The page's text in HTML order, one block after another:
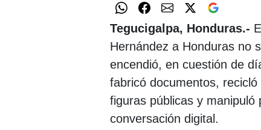
Tegucigalpa, Honduras.-
Hernández a Honduras no
encendió, en cuestión de
fabricó documentos,
figuras públicas y manipuló
conversación digital.